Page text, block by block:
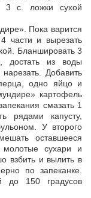
3 с. ложки сухой
Пока варится
части и вырезать
Бланшировать 3
достать из воды
Добавить
одно яйцо и
картофель
смазать 1
рядами капусту,
У второго
оставшееся
молотые сухари и
взбить и вылить в
по запеканке.
до 150 градусов